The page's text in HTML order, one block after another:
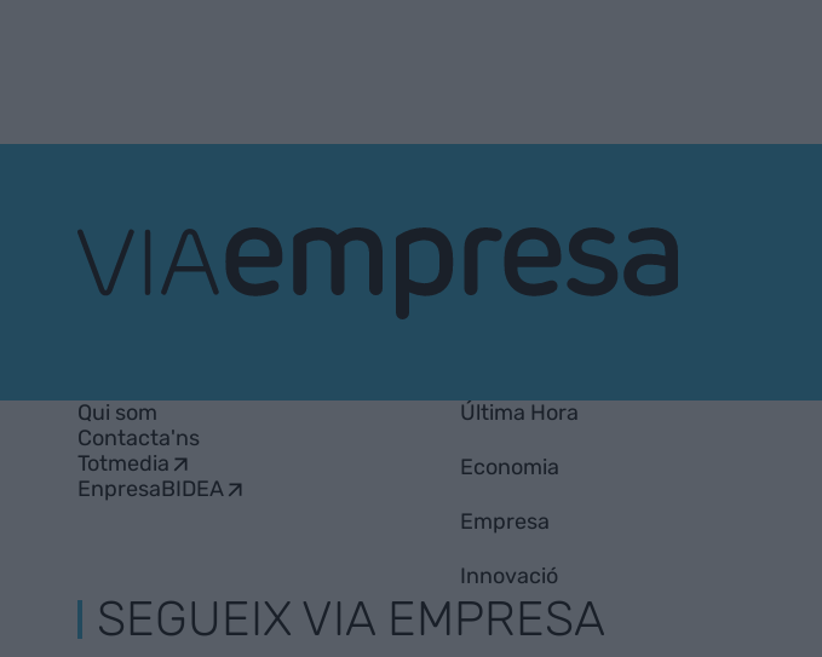
Qui som
Contacta'ns
Totmedia
EnpresaBIDEA
Última Hora
Economia
Empresa
Innovació
SEGUEIX VIA EMPRESA